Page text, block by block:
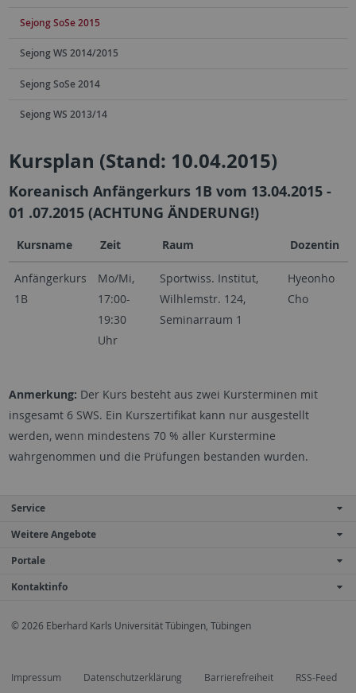
Sejong SoSe 2015
Sejong WS 2014/2015
Sejong SoSe 2014
Sejong WS 2013/14
Kursplan (Stand: 10.04.2015)
Koreanisch Anfängerkurs 1B vom 13.04.2015 -
01 .07.2015 (ACHTUNG ÄNDERUNG!)
Kursname Zeit Raum Dozentin
Anfängerkurs
1B
Mo/Mi,
17:00-
19:30
Uhr
Sportwiss. Institut,
Wilhlemstr. 124,
Seminarraum 1
Hyeonho
Cho
Anmerkung: Der Kurs besteht aus zwei Kursterminen mit
insgesamt 6 SWS. Ein Kurszertifikat kann nur ausgestellt
werden, wenn mindestens 70 % aller Kurstermine
wahrgenommen und die Prüfungen bestanden wurden.
Service
Weitere Angebote
Portale
Kontaktinfo
© 2026 Eberhard Karls Universität Tübingen, Tübingen
Impressum Datenschutzerklärung Barrierefreiheit RSS-Feed